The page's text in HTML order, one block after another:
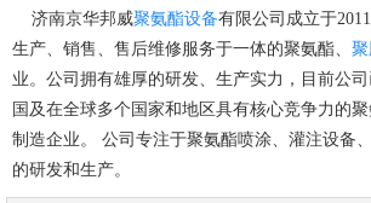
济南京华邦威聚氨酯设备有限公司成立于
生产、销售、售后维修服务于一体的聚氨酯、
业。公司拥有雄厚的研发、生产实力，目前公
国及在全球多个国家和地区具有核心竞争力的
制造企业。 公司专注于聚氨酯喷涂、灌注设备、
的研发和生产。